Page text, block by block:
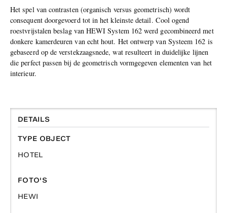
Het spel van contrasten (organisch versus geometrisch) wordt
consequent doorgevoerd tot in het kleinste detail. Cool ogend
roestvrijstalen beslag van HEWI System 162 werd gecombineerd met
donkere kamerdeuren van echt hout. Het ontwerp van Systeem 162 is
gebaseerd op de verstekzaagsnede, wat resulteert in duidelijke lijnen
die perfect passen bij de geometrisch vormgegeven elementen van het
interieur.
DETAILS
TYPE OBJECT
HOTEL
FOTO'S
HEWI